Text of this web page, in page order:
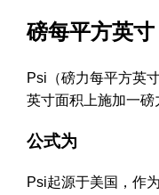
磅每平方英寸
Psi（磅力每平方英
英寸面积上施加一磅
公式为
Psi起源于美国，作